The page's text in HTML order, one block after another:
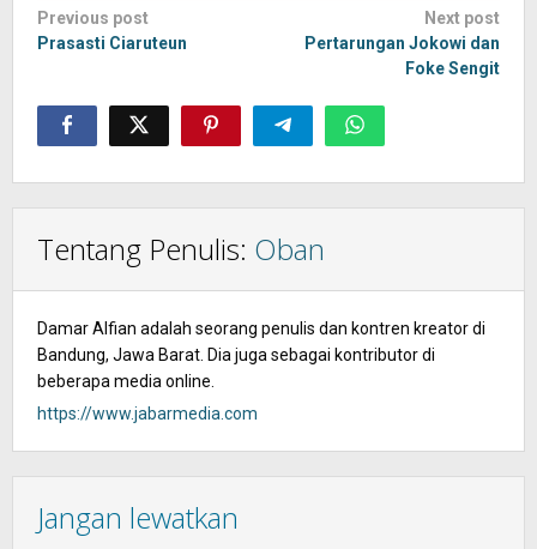
Post
navigation
Previous post
Prasasti Ciaruteun
Next post
Pertarungan Jokowi dan
Foke Sengit
Tentang Penulis: Oban
Damar Alfian adalah seorang penulis dan kontren kreator di
Bandung, Jawa Barat. Dia juga sebagai kontributor di
beberapa media online.
https://www.jabarmedia.com
Jangan lewatkan